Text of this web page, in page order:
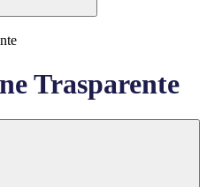
Trasparente